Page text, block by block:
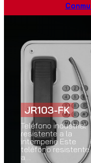
JR103-FK
Teléfono industrial
resistente a la
intemperie Este
teléfono resistente
a…